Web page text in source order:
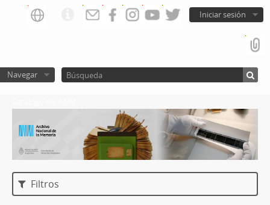
Iniciar sesión
Navegar
Filtros